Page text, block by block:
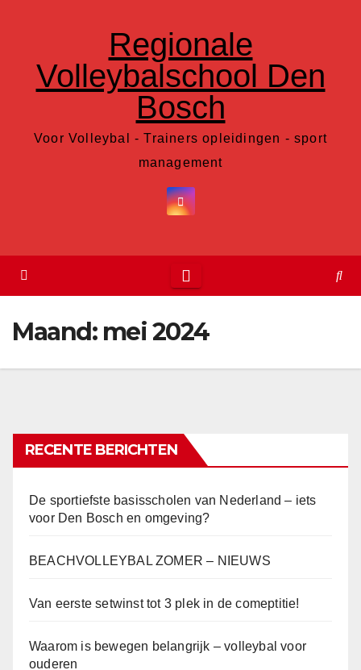
Regionale
Volleybalschool Den
Bosch
Voor Volleybal - Trainers opleidingen - sport
management
Maand: mei 2024
RECENTE BERICHTEN
De sportiefste basisscholen van Nederland – iets
voor Den Bosch en omgeving?
BEACHVOLLEYBAL ZOMER – NIEUWS
Van eerste setwinst tot 3 plek in de comeptitie!
Waarom is bewegen belangrijk – volleybal voor
ouderen